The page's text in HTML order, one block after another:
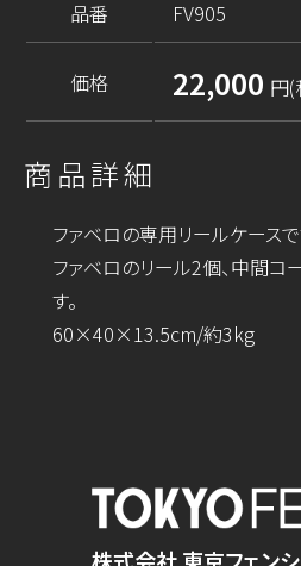
品番 FV905
価格 22,000 円(
商品詳細
ファベロの専用リールケースで
ファベロのリール2個、中間コ
す。
60×40×13.5cm/約3kg
株式会社 東京フェン